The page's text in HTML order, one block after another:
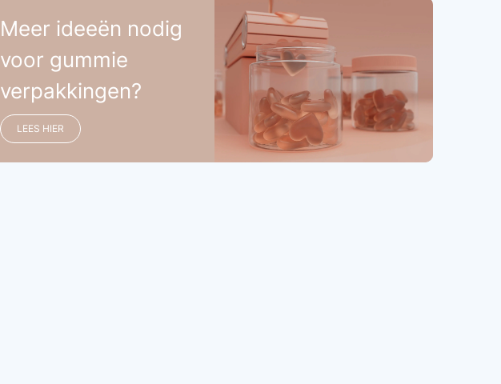
Meer ideeën nodig
voor gummie
verpakkingen?
LEES HIER